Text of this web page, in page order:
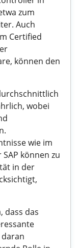
zum
Auch
Certified
können den
wobei
wie im
können zu
in der
dass das